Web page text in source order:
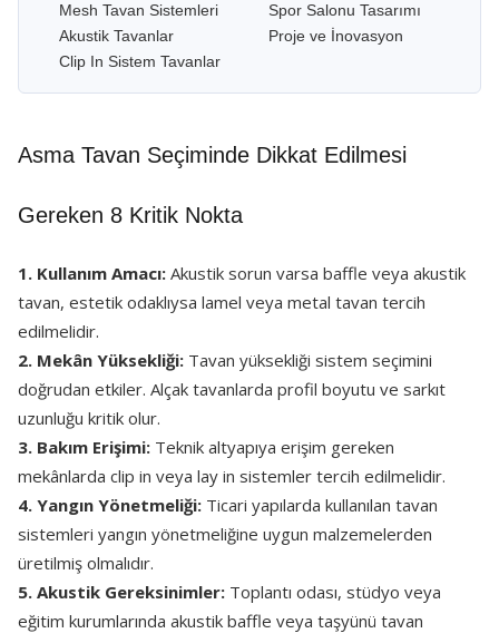
Mesh Tavan Sistemleri
Akustik Tavanlar
Clip In Sistem Tavanlar
Spor Salonu Tasarımı
Proje ve İnovasyon
Asma Tavan Seçiminde Dikkat Edilmesi
Gereken 8 Kritik Nokta
1. Kullanım Amacı: Akustik sorun varsa baffle veya akustik
tavan, estetik odaklıysa lamel veya metal tavan tercih
edilmelidir.
2. Mekân Yüksekliği: Tavan yüksekliği sistem seçimini
doğrudan etkiler. Alçak tavanlarda profil boyutu ve sarkıt
uzunluğu kritik olur.
3. Bakım Erişimi: Teknik altyapıya erişim gereken
mekânlarda clip in veya lay in sistemler tercih edilmelidir.
4. Yangın Yönetmeliği: Ticari yapılarda kullanılan tavan
sistemleri yangın yönetmeliğine uygun malzemelerden
üretilmiş olmalıdır.
5. Akustik Gereksinimler: Toplantı odası, stüdyo veya
eğitim kurumlarında akustik baffle veya taşyünü tavan